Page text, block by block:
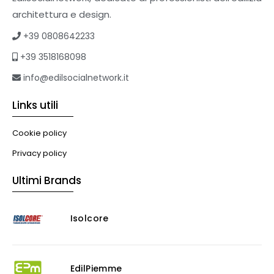
Tetti verdi
eBook
Formazione professionale
Illuminazione
Murature
Risanamento E Restauro
Consolidanti
architettura e design.
+39 0808642233
+39 3518168098
info@edilsocialnetwork.it
Links utili
Cookie policy
Privacy policy
Ultimi Brands
Isolcore
EdilPiemme